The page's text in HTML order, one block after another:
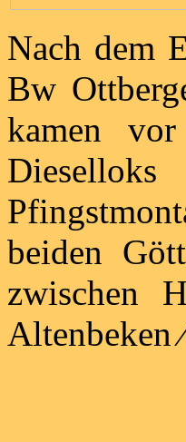
Nach dem
Bw
kamen vor
beiden
zwischen
Altenbeken